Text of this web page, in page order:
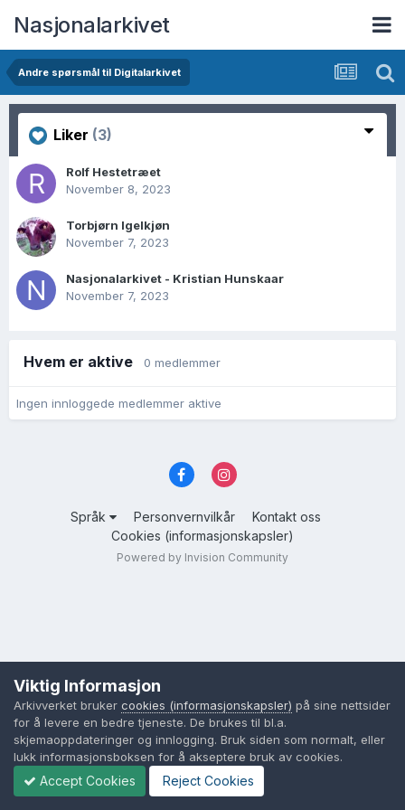
Nasjonalarkivet
Andre spørsmål til Digitalarkivet
Liker (3)
Rolf Hestetræet
November 8, 2023
Torbjørn Igelkjøn
November 7, 2023
Nasjonalarkivet - Kristian Hunskaar
November 7, 2023
Hvem er aktive 0 medlemmer
Ingen innloggede medlemmer aktive
Språk Personvernvilkår
Kontakt oss
Cookies (informasjonskapsler)
Powered by Invision Community
Viktig Informasjon
Arkivverket bruker cookies (informasjonskapsler) på sine nettsider
for å levere en bedre tjeneste. De brukes til bl.a.
skjemaoppdateringer og innlogging. Bruk siden som normalt, eller
lukk informasjonsboksen for å akseptere bruk av cookies.
Accept Cookies Reject Cookies